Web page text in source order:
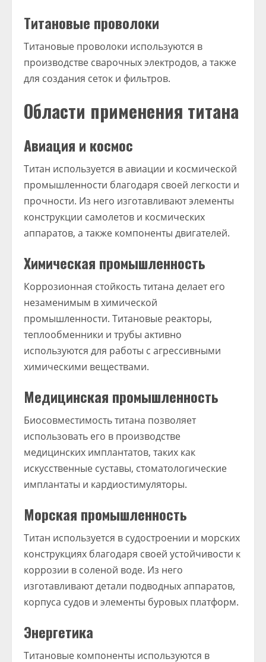
Титановые проволоки
Титановые проволоки используются в
производстве сварочных электродов, а также
для создания сеток и фильтров.
Области применения титана
Авиация и космос
Титан используется в авиации и космической
промышленности благодаря своей легкости и
прочности. Из него изготавливают элементы
конструкции самолетов и космических
аппаратов, а также компоненты двигателей.
Химическая промышленность
Коррозионная стойкость титана делает его
незаменимым в химической
промышленности. Титановые реакторы,
теплообменники и трубы активно
используются для работы с агрессивными
химическими веществами.
Медицинская промышленность
Биосовместимость титана позволяет
использовать его в производстве
медицинских имплантатов, таких как
искусственные суставы, стоматологические
имплантаты и кардиостимуляторы.
Морская промышленность
Титан используется в судостроении и морских
конструкциях благодаря своей устойчивости к
коррозии в соленой воде. Из него
изготавливают детали подводных аппаратов,
корпуса судов и элементы буровых платформ.
Энергетика
Титановые компоненты используются в